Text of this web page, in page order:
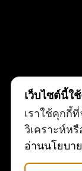
เว็บไซต์นี้ใ
เราใช้คุกกี้
วิเคราะห์ห
อ่านนโยบา